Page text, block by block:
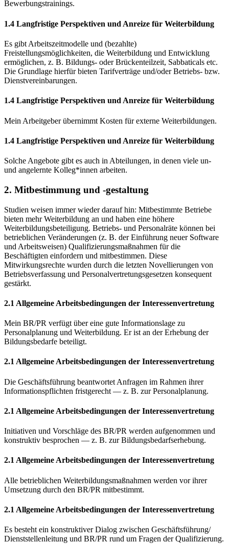
Bewerbungstrainings.
1.4 Langfristige Perspektiven und Anreize für Weiterbildung
Es gibt Arbeitszeitmodelle und (bezahlte)
Freistellungsmöglichkeiten, die Weiterbildung und Entwicklung
ermöglichen, z. B. Bildungs- oder Brückenteilzeit, Sabbaticals etc.
Die Grundlage hierfür bieten Tarifverträge und/oder Betriebs- bzw.
Dienstvereinbarungen.
1.4 Langfristige Perspektiven und Anreize für Weiterbildung
Mein Arbeitgeber übernimmt Kosten für externe Weiterbildungen.
1.4 Langfristige Perspektiven und Anreize für Weiterbildung
Solche Angebote gibt es auch in Abteilungen, in denen viele un-
und angelernte Kolleg*innen arbeiten.
2. Mitbestimmung und -gestaltung
Studien weisen immer wieder darauf hin: Mitbestimmte Betriebe
bieten mehr Weiterbildung an und haben eine höhere
Weiterbildungsbeteiligung. Betriebs- und Personalräte können bei
betrieblichen Veränderungen (z. B. der Einführung neuer Software
und Arbeitsweisen) Qualifizierungsmaßnahmen für die
Beschäftigten einfordern und mitbestimmen. Diese
Mitwirkungsrechte wurden durch die letzten Novellierungen von
Betriebsverfassung und Personalvertretungsgesetzen konsequent
gestärkt.
2.1 Allgemeine Arbeitsbedingungen der Interessenvertretung
Mein BR/PR verfügt über eine gute Informationslage zu
Personalplanung und Weiterbildung. Er ist an der Erhebung der
Bildungsbedarfe beteiligt.
2.1 Allgemeine Arbeitsbedingungen der Interessenvertretung
Die Geschäftsführung beantwortet Anfragen im Rahmen ihrer
Informationspflichten fristgerecht — z. B. zur Personalplanung.
2.1 Allgemeine Arbeitsbedingungen der Interessenvertretung
Initiativen und Vorschläge des BR/PR werden aufgenommen und
konstruktiv besprochen — z. B. zur Bildungsbedarfserhebung.
2.1 Allgemeine Arbeitsbedingungen der Interessenvertretung
Alle betrieblichen Weiterbildungsmaßnahmen werden vor ihrer
Umsetzung durch den BR/PR mitbestimmt.
2.1 Allgemeine Arbeitsbedingungen der Interessenvertretung
Es besteht ein konstruktiver Dialog zwischen Geschäftsführung/
Dienststellenleitung und BR/PR rund um Fragen der Qualifizierung.